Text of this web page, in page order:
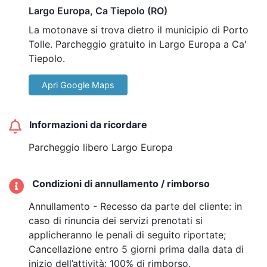
agevolazioni per gruppi organizzati e scolaresche (minimo
Largo Europa, Ca Tiepolo (RO)
La motonave si trova dietro il municipio di Porto
Tolle. Parcheggio gratuito in Largo Europa a Ca'
Tiepolo.
Apri Google Maps
Informazioni da ricordare
Parcheggio libero Largo Europa
Condizioni di annullamento / rimborso
Annullamento - Recesso da parte del cliente: in
caso di rinuncia dei servizi prenotati si
applicheranno le penali di seguito riportate;
Cancellazione entro 5 giorni prima dalla data di
inizio dell’attività: 100% di rimborso.